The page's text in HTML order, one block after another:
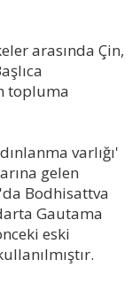
arasında Çin,
topluma
varlığı'
gelen
Bodhisattva
Gautama
eski